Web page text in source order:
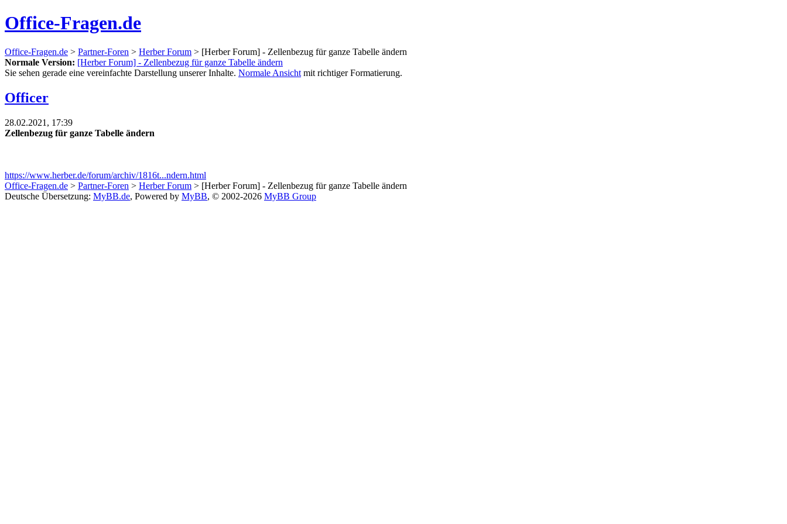
Office-Fragen.de
Office-Fragen.de > Partner-Foren > Herber Forum > [Herber Forum] - Zellenbezug für ganze Tabelle ändern
Normale Version: [Herber Forum] - Zellenbezug für ganze Tabelle ändern
Sie sehen gerade eine vereinfachte Darstellung unserer Inhalte. Normale Ansicht mit richtiger Formatierung.
Officer
28.02.2021, 17:39
Zellenbezug für ganze Tabelle ändern
https://www.herber.de/forum/archiv/1816t...ndern.html
Office-Fragen.de > Partner-Foren > Herber Forum > [Herber Forum] - Zellenbezug für ganze Tabelle ändern
Deutsche Übersetzung: MyBB.de, Powered by MyBB, © 2002-2026 MyBB Group